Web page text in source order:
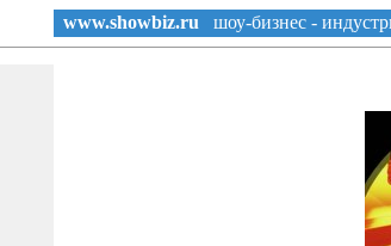
www.showbiz.ru шоу-бизнес -